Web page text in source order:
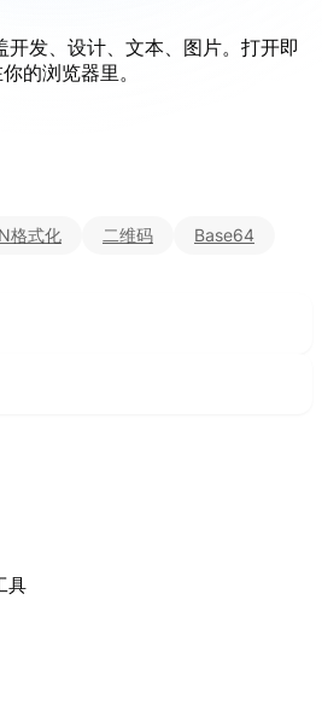
开发、设计、文本、图片。打开即
的浏览器里。
格式化 二维码
Base64
具